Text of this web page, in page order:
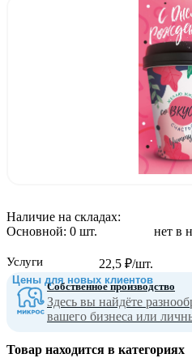
нет в
22,5 ₽/шт.
Цены для новых клиентов
Наличие на складах:
Основной: 0 шт.
Услуги
Собственное производство
Здесь вы найдёте
вашего бизнеса или
Товар находится в категориях